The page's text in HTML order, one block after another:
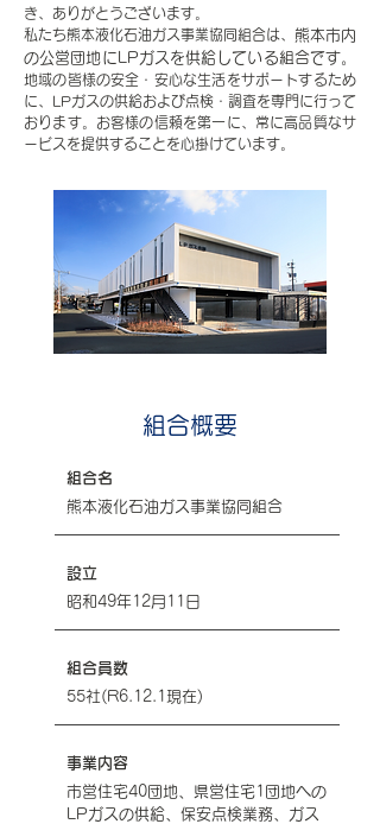
き、ありがとうございます。
私たち熊本液化石油ガス事業協同組合は、 熊本市内
の公営団地にLPガスを供給している組合です。
地域の皆様の安全・安心な生活をサポートするため
に、LPガスの供給および点検・調査を専門に行って
おります。お客様の信頼を第一に、常に高品質なサ
ービスを提供することを心掛けています。
組合概要
組合名
熊本液化石油ガス事業協同組合
設立
昭和49年12月11日
組合員数
55社(R6.12.1現在)
事業内容
市営住宅40団地、県営住宅1団地への
LPガスの供給、保安点検業務、ガス